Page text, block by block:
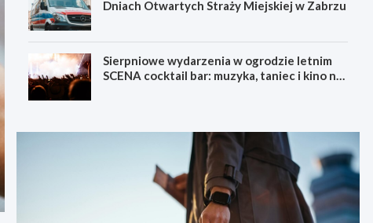
Dniach Otwartych Straży Miejskiej w Zabrzu
Sierpniowe wydarzenia w ogrodzie letnim
SCENA cocktail bar: muzyka, taniec i kino na